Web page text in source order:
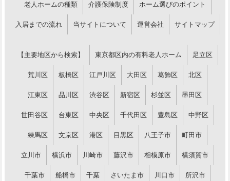
老人ホームの種類 介護保険制度 ホーム選びのポイント
入居までの流れ 当サイトについて 運営会社 サイトマップ
【主要地区から検索】 東京都区内の有料老人ホーム 足立区
荒川区 板橋区 江戸川区 大田区 葛飾区 北区
江東区 品川区 渋谷区 新宿区 杉並区 墨田区
世田谷区 台東区 中央区 千代田区 豊島区 中野区
練馬区 文京区 港区 目黒区 八王子市 町田市
立川市 横浜市 川崎市 藤沢市 相模原市 横須賀市
千葉市 船橋市 千葉 さいたま市 川口市 所沢市